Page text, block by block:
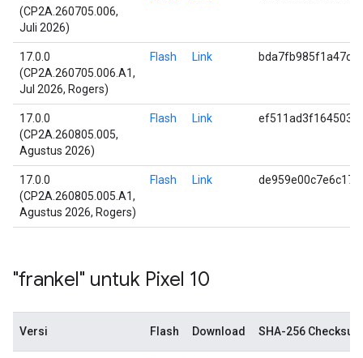
(CP2A.260705.006,
Juli 2026)
17.0.0
(CP2A.260705.006.A1,
Jul 2026, Rogers)
Flash Link
17.0.0
(CP2A.260805.005,
Agustus 2026)
Flash Link
17.0.0
(CP2A.260805.005.A1,
Agustus 2026, Rogers)
Flash Link
"frankel" untuk Pixel 10
Versi Flash Download SHA-256 Checksum